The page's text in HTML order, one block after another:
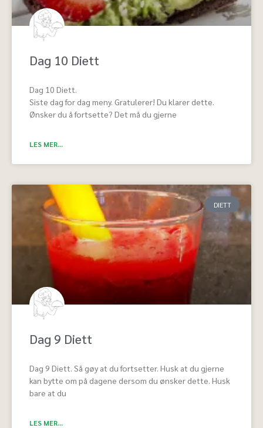
Dag 10 Diett
Dag 10 Diett.
Siste dag for dag meny. Gratulerer! Du klarer dette.
Ønsker du å fortsette? Det må du gjerne
LES MER...
DIETT
Dag 9 Diett
Dag 9 Diett. Så gøy at du fortsetter. Husk at du gjerne
kan bytte om på dagene dersom du ønsker dette. Husk
bare at du
LES MER...